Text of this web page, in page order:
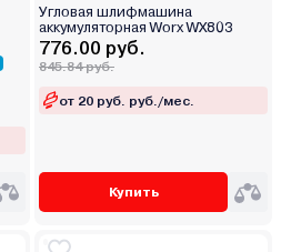
Угловая шлифмашина
аккумуляторная Worx WX803
776.00 руб.
845.84 руб.
от 20 руб. руб./мес.
Купить